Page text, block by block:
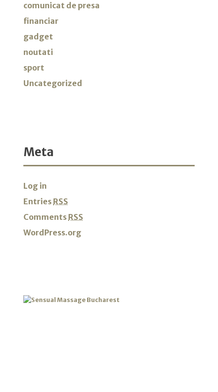
comunicat de presa
financiar
gadget
noutati
sport
Uncategorized
Meta
Log in
Entries RSS
Comments RSS
WordPress.org